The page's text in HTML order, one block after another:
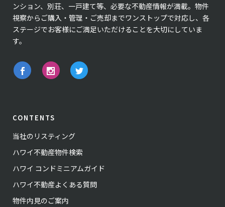
ンション、別荘、一戸建て等、必要な不動産情報が満載。物件
視察からご購入・管理・ご売却までワンストップで対応し、各
ステージでお客様にご満足いただけることを大切にしていま
す。
CONTENTS
当社のリスティング
ハワイ不動産物件検索
ハワイ コンドミニアムガイド
ハワイ不動産よくある質問
物件内見のご案内